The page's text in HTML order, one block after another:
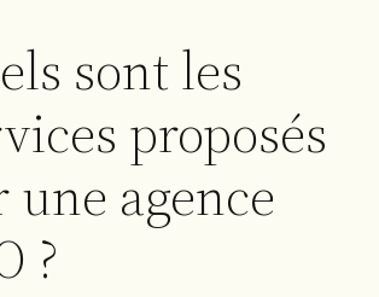
sont les
proposés
une agence
?